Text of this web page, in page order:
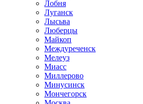
Лобня
Луганск
Лысьва
Люберцы
Майкоп
Междуреченск
Мелеуз
Миасс
Миллерово
Минусинск
Мончегорск